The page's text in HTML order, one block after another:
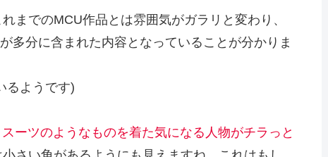
までのMCU作品とは雰囲気がガラリと変わり、
多分に含まれた内容となっていることが分かりま
るようです)
ーツのようなものを着た気になる人物がチラっと